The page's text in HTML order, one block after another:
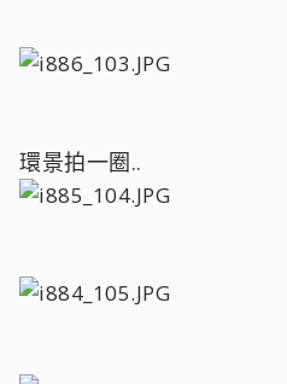
環景拍一圈..